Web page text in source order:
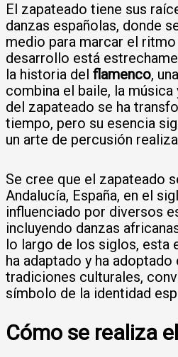
El zapateado tiene sus
danzas españolas, donde
medio para marcar el ritmo
desarrollo está
la historia del flamenco,
combina el baile, la
del zapateado se ha
tiempo, pero su esencia
un arte de percusión
Se cree que el zapateado
Andalucía, España, en el
influenciado por diversos
incluyendo danzas
lo largo de los siglos, esta
ha adaptado y ha
tradiciones culturales,
símbolo de la identidad
Cómo se realiza